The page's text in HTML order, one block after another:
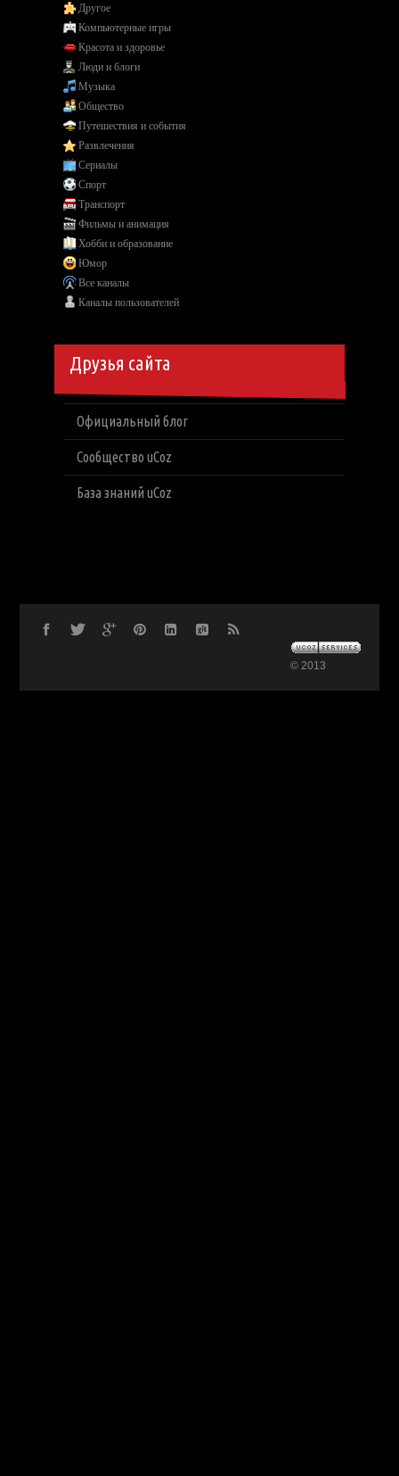
Другое
Компьютерные игры
Красота и здоровье
Люди и блоги
Музыка
Общество
Путешествия и события
Развлечения
Сериалы
Спорт
Транспорт
Фильмы и анимация
Хобби и образование
Юмор
Все каналы
Каналы пользователей
Друзья сайта
Официальный блог
Сообщество uCoz
База знаний uCoz
© 2013